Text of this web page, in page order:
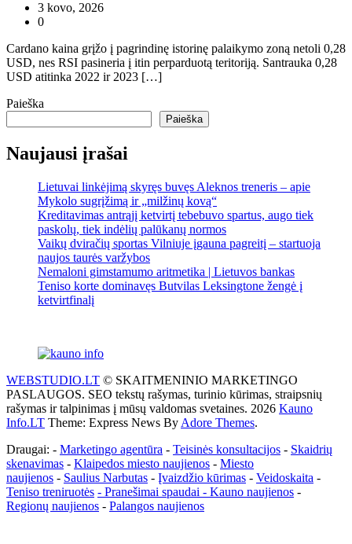
3 kovo, 2026
0
Cardano kaina grįžo į pagrindinę istorinę palaikymo zoną netoli 0,28
USD, nes RSI pasineria į itin perparduotą teritoriją. Santrauka 0,28
USD atitinka 2022 ir 2023 […]
Paieška
Paieška
Naujausi įrašai
Lietuvai linkėjimą skyręs buvęs Aleknos treneris – apie
Mykolo sugrįžimą ir „milžinų kovą“
Kreditavimas antrąjį ketvirtį tebebuvo spartus, augo tiek
paskolų, tiek indėlių palūkanų normos
Vaikų dviračių sportas Vilniuje įgauna pagreitį – startuoja
naujos taurės varžybos
Nemaloni gimstamumo aritmetika | Lietuvos bankas
Teniso korte dominavęs Butvilas Leksingtone žengė į
ketvirtfinalį
WEBSTUDIO.LT © SKAITMENINIO MARKETINGO
PASLAUGOS. SEO tekstų rašymas, turinio kūrimas, straipsnių
rašymas ir talpinimas į mūsų valdomas svetaines. 2026 Kauno
Info.LT Theme: Express News By Adore Themes.
Draugai: - Marketingo agentūra - Teisinės konsultacijos - Skaidrių
skenavimas - Klaipedos miesto naujienos - Miesto
naujienos - Saulius Narbutas - Įvaizdžio kūrimas - Veidoskaita -
Teniso treniruotės - Pranešimai spaudai - Kauno naujienos -
Regionų naujienos - Palangos naujienos